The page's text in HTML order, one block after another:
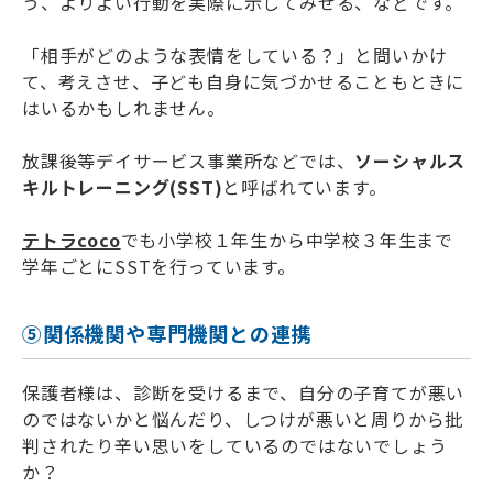
「相手がどのような表情をしている？」と問いかけ
て、考えさせ、子ども自身に気づかせることもときに
はいるかもしれません。
放課後等デイサービス事業所などでは、 ソーシャルス
キルトレーニング(SST)と呼ばれています。
テトラcocoでも小学校１年生から中学校３年生まで
学年ごとにSSTを行っています。
⑤関係機関や専門機関との連携
保護者様は、診断を受けるまで、自分の子育てが悪い
のではないかと悩んだり、しつけが悪いと周りから批
判されたり辛い思いをしているのではないでしょう
か？